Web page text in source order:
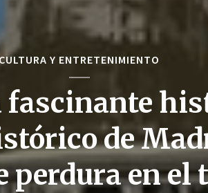
CULTURA Y ENTRETENIMIENTO
fascinante
de
perdura en el